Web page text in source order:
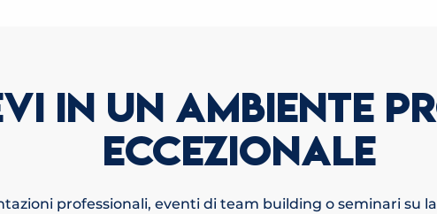
IN UN AMBIENTE
ECCEZIONALE
professionali, eventi di team building o seminari su